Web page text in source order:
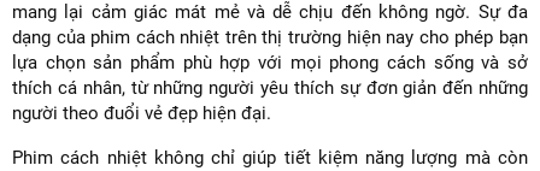
mang lại cảm giác mát mẻ và dễ chịu đến không ngờ. Sự đa
dạng của phim cách nhiệt trên thị trường hiện nay cho phép bạn
lựa chọn sản phẩm phù hợp với mọi phong cách sống và sở
thích cá nhân, từ những người yêu thích sự đơn giản đến những
người theo đuổi vẻ đẹp hiện đại.
Phim cách nhiệt không chỉ giúp tiết kiệm năng lượng mà còn